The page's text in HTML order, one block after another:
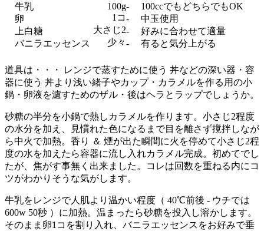
牛乳
卵
上白糖
バニラエッセンス
100g
1コ
大さじ2
少々
- 100ccでもどちらでもOK
- 中玉使用
- 好みに合わせて適量
- 有ると気分上がる
道具は・・・ レンジで蒸すために使う 丼などの深い器・容
器に使う 丼より浅い緒子やカップ・カラメルを作る用の小
鍋・卵液を濾すためのザル・後はヘラとラップでしょうか。
砂糖の半分を小鍋で熱しカラメルを作ります。小さじ2程度
の水分を加え、見慣れた色になるまで目を離さず撹拌しなが
ら中火で加熱。香り ＆ 煙が出た瞬間に火を停めて小さじ2程
度の水を加えたら容器に流し入れカラメル完成。初めてでし
たが、焦がす事無く出来ました。コレは回数を重ねる内にコ
ツがわかりそうな気がします。
牛乳をレンジで人肌より温かい程度（ 40℃前後 - ウチでは
600w 50秒 ）に加熱。温まったら砂糖を投入し溶かします。
そのまま卵1コを割り入れ、バニラエッセンスをお好みで垂